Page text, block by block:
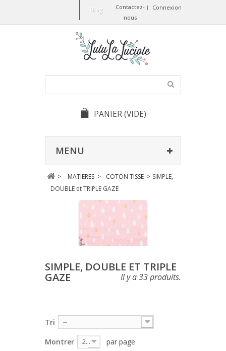
Connexion
Contactez-
nous
Blog
PANIER(VIDE)
MENU
> MATIERES > COTON TISSE > SIMPLE,
DOUBLE et TRIPLE GAZE
SIMPLE, DOUBLE ET TRIPLE
GAZE Il y a 33 produits.
Tri --
Montrer 20 par page